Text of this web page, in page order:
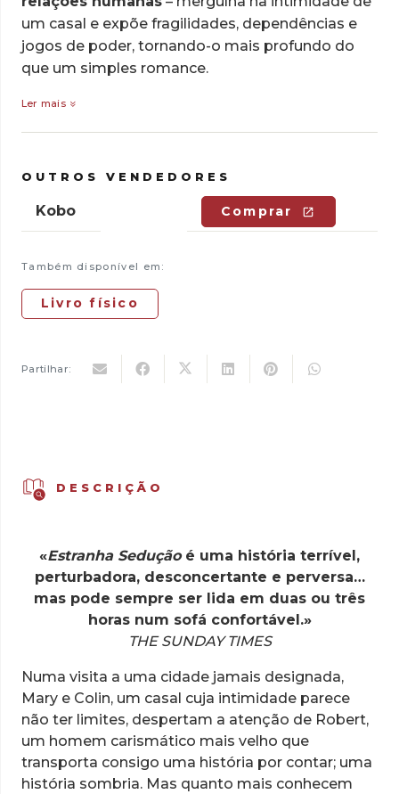
um casal e expõe fragilidades, dependências e
jogos de poder, tornando-o mais profundo do
que um simples romance.
Ler mais
OUTROS VENDEDORES
Kobo Comprar
Também disponível em:
Livro físico
Partilhar:
DESCRIÇÃO
«Estranha Seduçãoé uma história terrível,
perturbadora, desconcertante e perversa…
mas pode sempre ser lida em duas ou três
horas num sofá confortável.»
THE SUNDAY TIMES
Numa visita a uma cidade jamais designada,
Mary e Colin, um casal cuja intimidade parece
não ter limites, despertam a atenção de Robert,
um homem carismático mais velho que
transporta consigo uma história por contar; uma
história sombria. Mas quanto mais conhecem